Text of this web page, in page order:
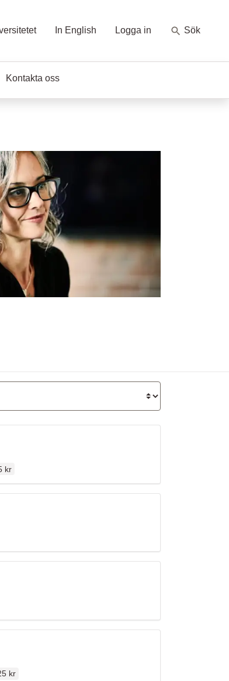
In English Logga in Sök
Kontakta oss
kr
kr